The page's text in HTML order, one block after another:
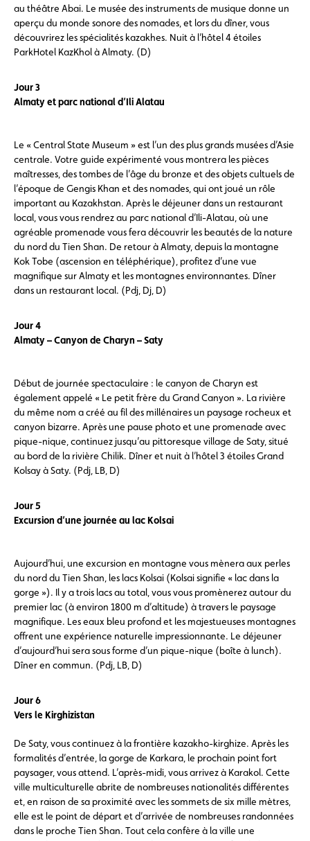
au théâtre Abai. Le musée des instruments de musique donne un
aperçu du monde sonore des nomades, et lors du dîner, vous
découvrirez les spécialités kazakhes. Nuit à l’hôtel 4 étoiles
ParkHotel KazKhol à Almaty. (D)
Jour 3
Almaty et parc national d’Ili Alatau
Le « Central State Museum » est l’un des plus grands musées d’Asie
centrale. Votre guide expérimenté vous montrera les pièces
maîtresses, des tombes de l’âge du bronze et des objets cultuels de
l’époque de Gengis Khan et des nomades, qui ont joué un rôle
important au Kazakhstan. Après le déjeuner dans un restaurant
local, vous vous rendrez au parc national d’Ili-Alatau, où une
agréable promenade vous fera découvrir les beautés de la nature
du nord du Tien Shan. De retour à Almaty, depuis la montagne
Kok Tobe (ascension en téléphérique), profitez d’une vue
magnifique sur Almaty et les montagnes environnantes. Dîner
dans un restaurant local. (Pdj, Dj, D)
Jour 4
Almaty – Canyon de Charyn – Saty
Début de journée spectaculaire : le canyon de Charyn est
également appelé « Le petit frère du Grand Canyon ». La rivière
du même nom a créé au fil des millénaires un paysage rocheux et
canyon bizarre. Après une pause photo et une promenade avec
pique-nique, continuez jusqu’au pittoresque village de Saty, situé
au bord de la rivière Chilik. Dîner et nuit à l’hôtel 3 étoiles Grand
Kolsay à Saty. (Pdj, LB, D)
Jour 5
Excursion d’une journée au lac Kolsai
Aujourd’hui, une excursion en montagne vous mènera aux perles
du nord du Tien Shan, les lacs Kolsai (Kolsai signifie « lac dans la
gorge »). Il y a trois lacs au total, vous vous promènerez autour du
premier lac (à environ 1800 m d’altitude) à travers le paysage
magnifique. Les eaux bleu profond et les majestueuses montagnes
offrent une expérience naturelle impressionnante. Le déjeuner
d’aujourd’hui sera sous forme d’un pique-nique (boîte à lunch).
Dîner en commun. (Pdj, LB, D)
Jour 6
Vers le Kirghizistan
De Saty, vous continuez à la frontière kazakho-kirghize. Après les
formalités d’entrée, la gorge de Karkara, le prochain point fort
paysager, vous attend. L’après-midi, vous arrivez à Karakol. Cette
ville multiculturelle abrite de nombreuses nationalités différentes
et, en raison de sa proximité avec les sommets de six mille mètres,
elle est le point de départ et d’arrivée de nombreuses randonnées
dans le proche Tien Shan. Tout cela confère à la ville une